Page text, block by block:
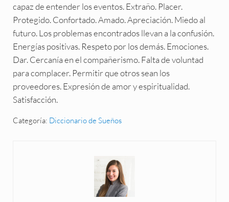
capaz de entender los eventos. Extraño. Placer.
Protegido. Confortado. Amado. Apreciación. Miedo al
futuro. Los problemas encontrados llevan a la confusión.
Energías positivas. Respeto por los demás. Emociones.
Dar. Cercanía en el compañerismo. Falta de voluntad
para complacer. Permitir que otros sean los
proveedores. Expresión de amor y espiritualidad.
Satisfacción.
Categoría: Diccionario de Sueños